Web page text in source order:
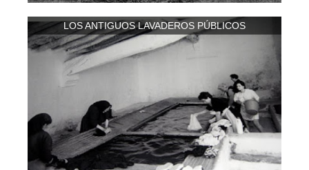
LOS ANTIGUOS LAVADEROS PÚBLICOS